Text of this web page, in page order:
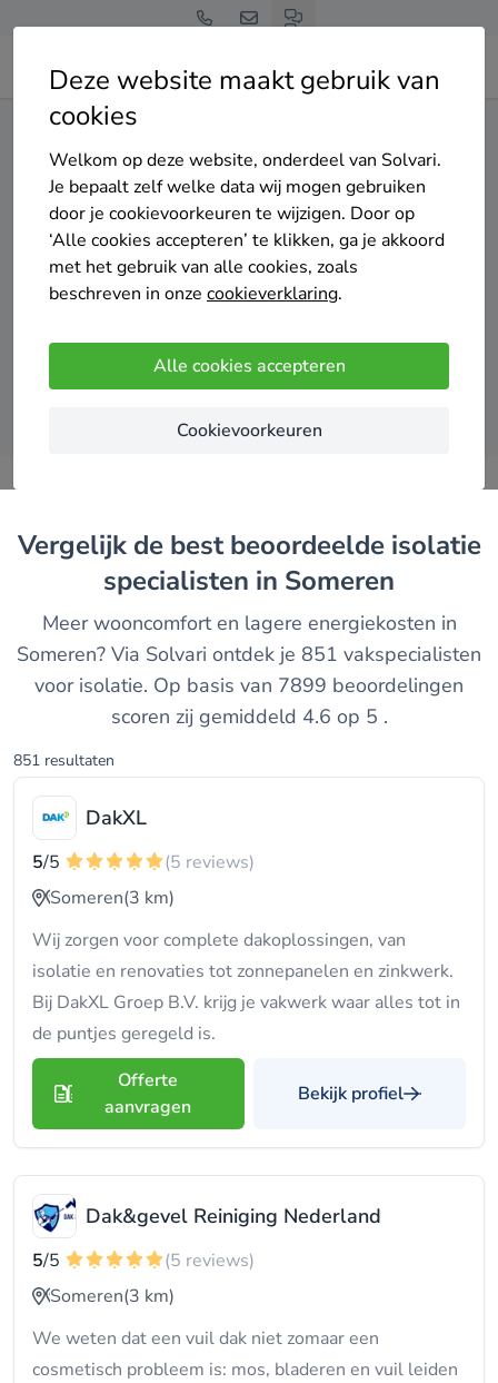
Deze website maakt gebruik van
cookies
Welkom op deze website, onderdeel van Solvari.
Je bepaalt zelf welke data wij mogen gebruiken
door je cookievoorkeuren te wijzigen. Door op
‘Alle cookies accepteren’ te klikken, ga je akkoord
met het gebruik van alle cookies, zoals
beschreven in onze cookieverklaring.
Alle cookies accepteren
Cookievoorkeuren
Home Isolatie
Gratis en vrijblijvend
Top 20 isolatie
specialisten in Someren
Vergelijk offertes
Vergelijk de best beoordeelde isolatie
specialisten in Someren
Meer wooncomfort en lagere energiekosten in
Someren? Via Solvari ontdek je 851 vakspecialisten
voor isolatie. Op basis van 7899 beoordelingen
scoren zij gemiddeld 4.6 op 5 .
851 resultaten
DakXL
5/5
(5 reviews)
Someren(3 km)
Wij zorgen voor complete dakoplossingen, van
isolatie en renovaties tot zonnepanelen en zinkwerk.
Bij DakXL Groep B.V. krijg je vakwerk waar alles tot in
de puntjes geregeld is.
Offerte
aanvragen
Bekijk profiel
Dak&gevel Reiniging Nederland
5/5
(5 reviews)
Someren(3 km)
We weten dat een vuil dak niet zomaar een
cosmetisch probleem is: mos, bladeren en vuil leiden